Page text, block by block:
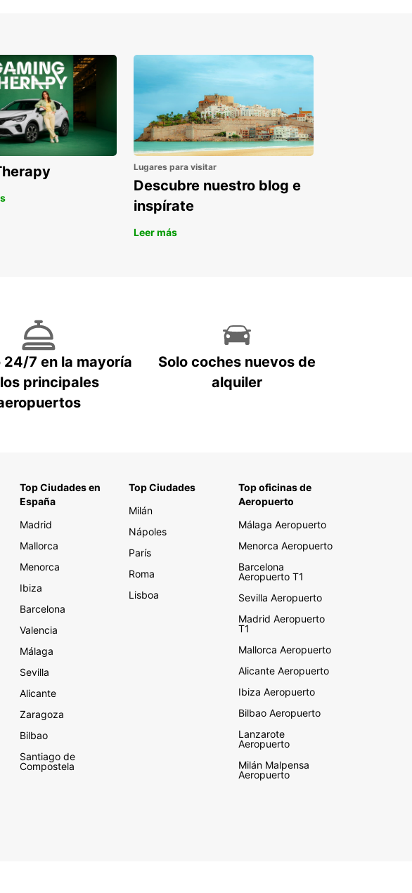
Lugares para visitar
Descubre nuestro blog e
inspírate
Leer más
24/7 en la mayoría
principales
Solo coches nuevos de
alquiler
Top Ciudades en
España
Madrid
Mallorca
Menorca
Ibiza
Barcelona
Valencia
Málaga
Sevilla
Alicante
Zaragoza
Bilbao
Santiago de
Compostela
Top Ciudades
Milán
Nápoles
París
Roma
Lisboa
Top oficinas de
Aeropuerto
Málaga Aeropuerto
Menorca Aeropuerto
Barcelona
Aeropuerto T1
Sevilla Aeropuerto
Madrid Aeropuerto
T1
Mallorca Aeropuerto
Alicante Aeropuerto
Ibiza Aeropuerto
Bilbao Aeropuerto
Lanzarote
Aeropuerto
Milán Malpensa
Aeropuerto